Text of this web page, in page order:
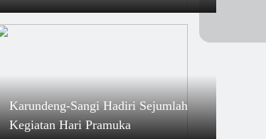
Karundeng-Sangi Hadiri Sejumlah
Kegiatan Hari Pramuka